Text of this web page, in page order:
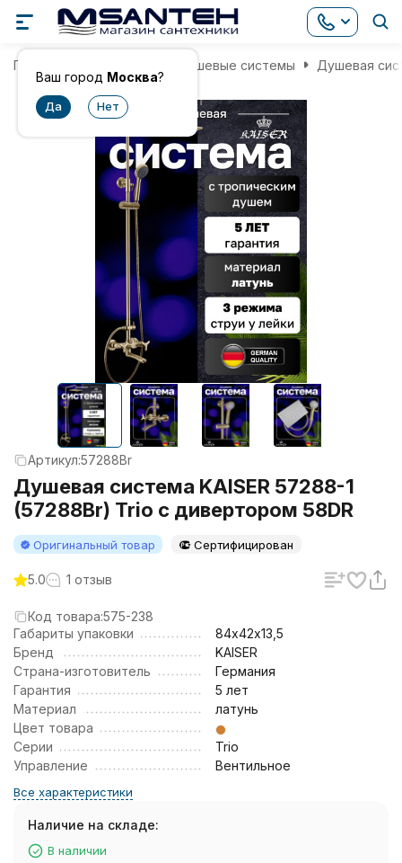
Ваш город Москва?
Главная Душевые системы Душевая
Артикул:57288Br
Душевая система KAISER 57288-1
(57288Br) Trio с дивертором 58DR
Оригинальный товар Сертифицирован
5.0 1 отзыв
Код товара:575-238
Габариты упаковки
84х42х13,5
Бренд
KAISER
Страна-изготовитель
Германия
Гарантия
5 лет
Материал
латунь
Цвет товара
Серии
Trio
Управление
Вентильное
Все характеристики
Наличие на складе:
В наличии